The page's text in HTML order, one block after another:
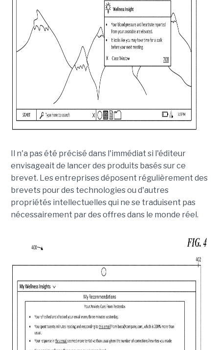
Il n'a pas été précisé dans l'immédiat si l'éditeur
envisageait de lancer des produits basés sur ce
brevet. Les entreprises déposent régulièrement des
brevets pour des technologies ou d'autres
propriétés intellectuelles qui ne se traduisent pas
nécessairement par des offres dans le monde réel.